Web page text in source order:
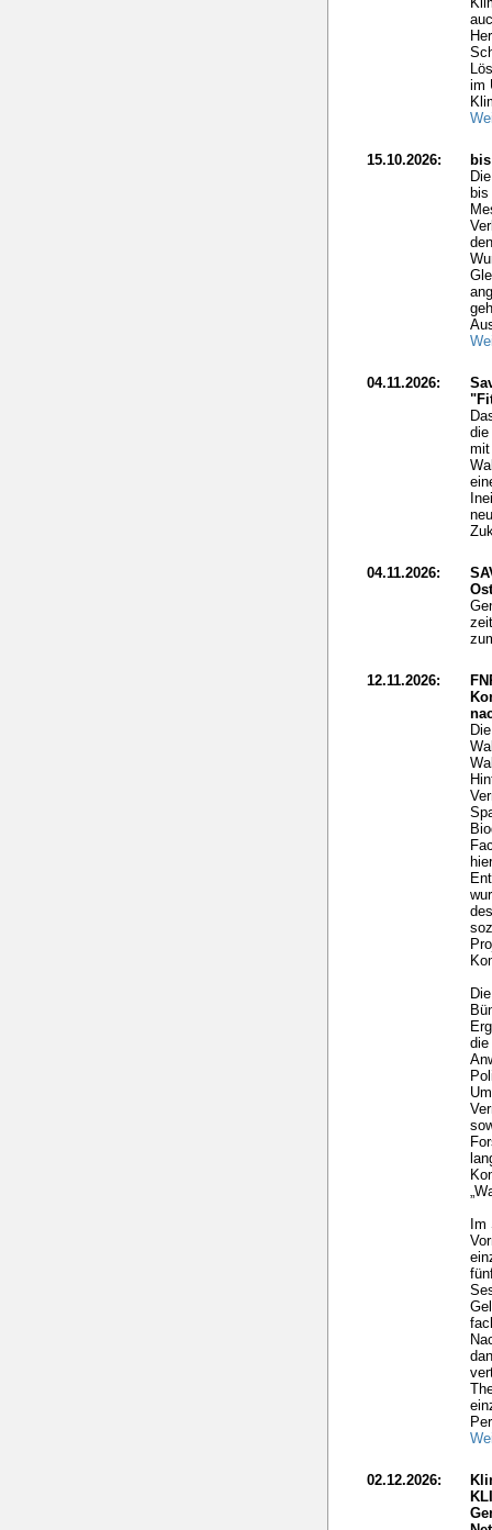
im
15.10.2026:
bis
bis
04.11.2026:
die
04.11.2026:
12.11.2026:
Im
02.12.2026: